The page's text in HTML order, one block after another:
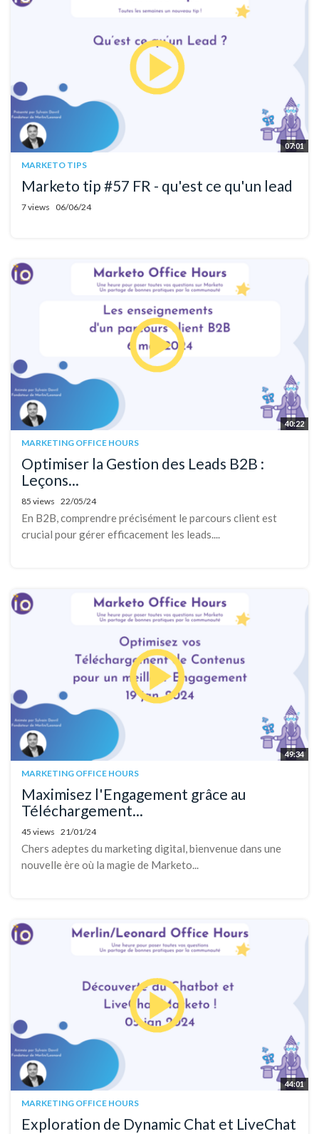
07:01
MARKETO TIPS
Marketo tip #57 FR - qu'est ce qu'un lead
7 views 06/06/24
40:22
MARKETING OFFICE HOURS
Optimiser la Gestion des Leads B2B :
Leçons...
85 views 22/05/24
En B2B, comprendre précisément le parcours client est
crucial pour gérer efficacement les leads....
49:34
MARKETING OFFICE HOURS
Maximisez l'Engagement grâce au
Téléchargement...
45 views 21/01/24
Chers adeptes du marketing digital, bienvenue dans une
nouvelle ère où la magie de Marketo...
44:01
MARKETING OFFICE HOURS
Exploration de Dynamic Chat et LiveChat